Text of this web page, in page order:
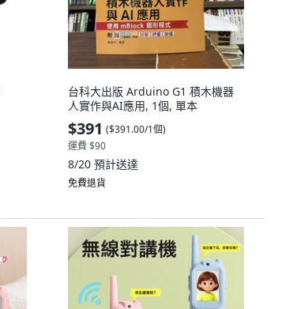
台科大出版 Arduino G1 積木機器
人實作與AI應用, 1個, 單本
$391 ($391.00/1個)
運費 $90
8/20 預計送達
免費退貨